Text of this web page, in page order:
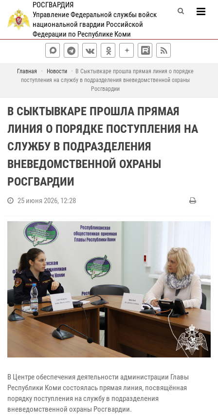
РОСГВАРДИЯ
Управление Федеральной службы войск
национальной гвардии Российской
Федерации по Республике Коми
Главная Новости
В Сыктывкаре прошла прямая линия о порядке
поступления на службу в подразделения вневедомственной охраны
Росгвардии
В СЫКТЫВКАРЕ ПРОШЛА ПРЯМАЯ
ЛИНИЯ О ПОРЯДКЕ ПОСТУПЛЕНИЯ НА
СЛУЖБУ В ПОДРАЗДЕЛЕНИЯ
ВНЕВЕДОМСТВЕННОЙ ОХРАНЫ
РОСГВАРДИИ
25 июня 2026, 12:28
В Центре обеспечения деятельности администрации Главы
Республики Коми состоялась прямая линия, посвящённая
порядку поступления на службу в подразделения
вневедомственной охраны Росгвардии.